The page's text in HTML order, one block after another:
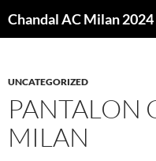
Chandal AC Milan
UNCATEGORIZED
PANTALON
MILAN